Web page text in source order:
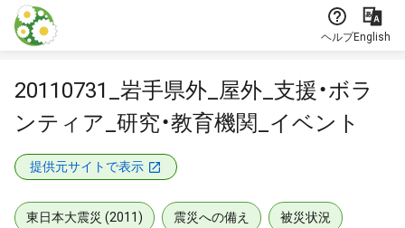
本文に飛ぶ
ヘルプEnglish
20110731_岩手県外_屋外_支援・ボラ
ンティア_研究・教育機関_イベント
提供元サイトで表示
東日本大震災 (2011) 震災への備え 被災状況